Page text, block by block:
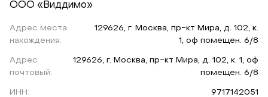
ООО «Виддимо»
Адрес места
нахождения:
129626, г. Москва, пр-кт Мира, д. 102, к.
1, оф помещен. 6/8
Адрес
почтовый:
129626, г. Москва, пр-кт Мира, д. 102, к. 1, оф
помещен. 6/8
ИНН: 9717142051